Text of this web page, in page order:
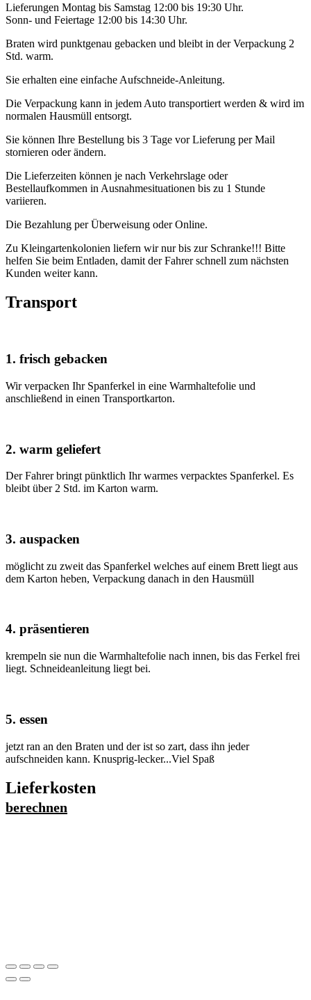
Lieferungen Montag bis Samstag 12:00 bis 19:30 Uhr.
Sonn- und Feiertage 12:00 bis 14:30 Uhr.
Braten wird punktgenau gebacken und bleibt in der Verpackung 2
Std. warm.
Sie erhalten eine einfache Aufschneide-Anleitung.
Die Verpackung kann in jedem Auto transportiert werden & wird im
normalen Hausmüll entsorgt.
Sie können Ihre Bestellung bis 3 Tage vor Lieferung per Mail
stornieren oder ändern.
Die Lieferzeiten können je nach Verkehrslage oder
Bestellaufkommen in Ausnahmesituationen bis zu 1 Stunde
variieren.
Die Bezahlung per Überweisung oder Online.
Zu Kleingartenkolonien liefern wir nur bis zur Schranke!!! Bitte
helfen Sie beim Entladen, damit der Fahrer schnell zum nächsten
Kunden weiter kann.
Transport
1. frisch gebacken
Wir verpacken Ihr Spanferkel in eine Warmhaltefolie und
anschließend in einen Transportkarton.
2. warm geliefert
Der Fahrer bringt pünktlich Ihr warmes verpacktes Spanferkel. Es
bleibt über 2 Std. im Karton warm.
3. auspacken
möglicht zu zweit das Spanferkel welches auf einem Brett liegt aus
dem Karton heben, Verpackung danach in den Hausmüll
4. präsentieren
krempeln sie nun die Warmhaltefolie nach innen, bis das Ferkel frei
liegt. Schneideanleitung liegt bei.
5. essen
jetzt ran an den Braten und der ist so zart, dass ihn jeder
aufschneiden kann. Knusprig-lecker...Viel Spaß
Lieferkosten
berechnen